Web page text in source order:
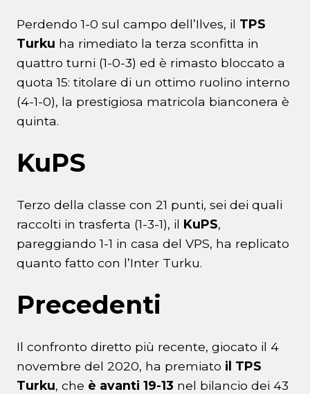
Perdendo 1-0 sul campo dell’Ilves, il TPS
Turku ha rimediato la terza sconfitta in
quattro turni (1-0-3) ed è rimasto bloccato a
quota 15: titolare di un ottimo ruolino interno
(4-1-0), la prestigiosa matricola bianconera è
quinta.
KuPS
Terzo della classe con 21 punti, sei dei quali
raccolti in trasferta (1-3-1), il KuPS,
pareggiando 1-1 in casa del VPS, ha replicato
quanto fatto con l’Inter Turku.
Precedenti
Il confronto diretto più recente, giocato il 4
novembre del 2020, ha premiato il TPS
Turku, che è avanti 19-13 nel bilancio dei 43